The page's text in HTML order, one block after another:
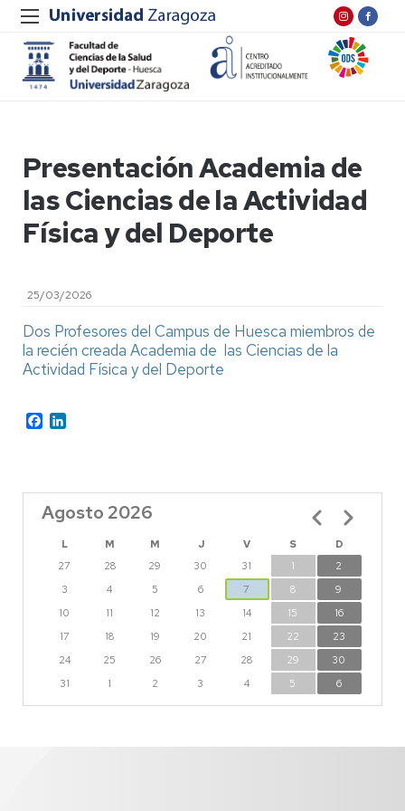
Presentación Academia de
las Ciencias de la Actividad
Física y del Deporte
25/03/2026
Dos Profesores del Campus de Huesca miembros de
la recién creada Academia de las Ciencias de la
Actividad Física y del Deporte
Facebook
Agosto 2026
L M M J V S
D
27
28 29 30 31 1
2
3
4 5 6 7 8
9
10
11 12 13 14 15
16
17
18 19 20 21 22
23
24
25 26 27 28 29
30
31
1 2 3 4 5 6
Paginación